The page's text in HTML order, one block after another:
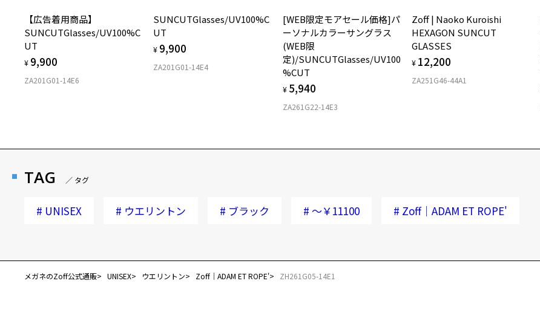
【広告着用商品】
SUNCUTGlasses/UV100%C
UT
¥ 9,900
ZA201G01-14E6
SUNCUTGlasses/UV100%C
UT
¥ 9,900
ZA201G01-14E4
[WEB限定モアセール価格]パ
ーソナルカラーサングラス
(WEB限
定)/SUNCUTGlasses/UV100
%CUT
¥ 5,940
ZA261G22-14E3
Zoff | Naoko Kuroishi
HEXAGON SUNCUT
GLASSES
¥ 12,200
ZA251G46-44A1
TAG ／ タグ
# UNISEX # ウエリントン # ブラック # ～￥11100 # Zoff｜ADAM ET ROPE'
メガネのZoff公式通販 UNISEX ウエリントン Zoff｜ADAM ET ROPE' ZH261G05-14E1